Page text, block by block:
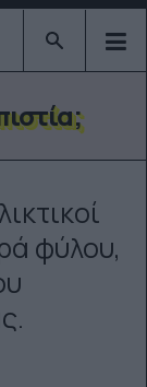
Type 2 or
φύλου,